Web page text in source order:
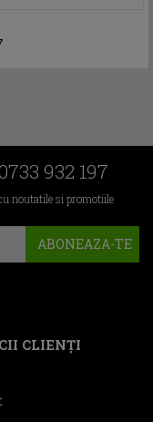
932 197
noutatile si promotiile
ABONEAZA-TE
CLIENŢI